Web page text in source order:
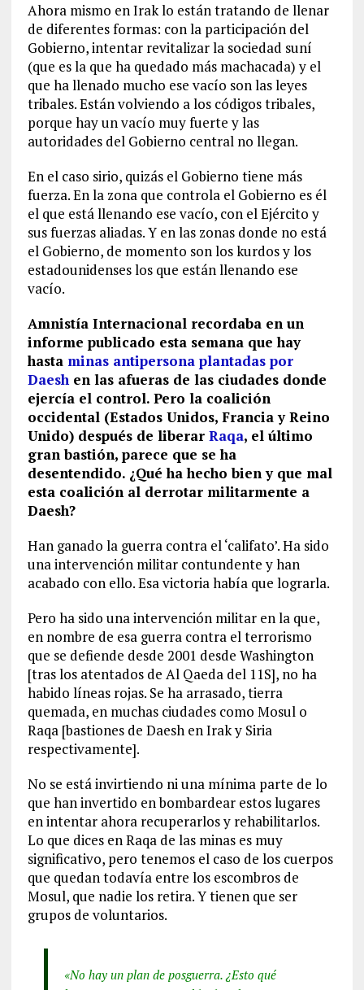
Ahora mismo en Irak lo están tratando de llenar
de diferentes formas: con la participación del
Gobierno, intentar revitalizar la sociedad suní
(que es la que ha quedado más machacada) y el
que ha llenado mucho ese vacío son las leyes
tribales. Están volviendo a los códigos tribales,
porque hay un vacío muy fuerte y las
autoridades del Gobierno central no llegan.
En el caso sirio, quizás el Gobierno tiene más
fuerza. En la zona que controla el Gobierno es él
el que está llenando ese vacío, con el Ejército y
sus fuerzas aliadas. Y en las zonas donde no está
el Gobierno, de momento son los kurdos y los
estadounidenses los que están llenando ese
vacío.
Amnistía Internacional recordaba en un
informe publicado esta semana que hay
hasta minas antipersona plantadas por
Daeshen las afueras de las ciudades donde
ejercía el control. Pero la coalición
occidental (Estados Unidos, Francia y Reino
Unido) después de liberar Raqa, el último
gran bastión, parece que se ha
desentendido. ¿Qué ha hecho bien y que mal
esta coalición al derrotar militarmente a
Daesh?
Han ganado la guerra contra el ‘califato’. Ha sido
una intervención militar contundente y han
acabado con ello. Esa victoria había que lograrla.
Pero ha sido una intervención militar en la que,
en nombre de esa guerra contra el terrorismo
que se defiende desde 2001 desde Washington
[tras los atentados de Al Qaeda del 11S], no ha
habido líneas rojas. Se ha arrasado, tierra
quemada, en muchas ciudades como Mosul o
Raqa [bastiones de Daesh en Irak y Siria
respectivamente].
No se está invirtiendo ni una mínima parte de lo
que han invertido en bombardear estos lugares
en intentar ahora recuperarlos y rehabilitarlos.
Lo que dices en Raqa de las minas es muy
significativo, pero tenemos el caso de los cuerpos
que quedan todavía entre los escombros de
Mosul, que nadie los retira. Y tienen que ser
grupos de voluntarios.
«No hay un plan de posguerra. ¿Esto qué